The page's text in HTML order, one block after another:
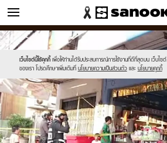
ข่าว
เว็บไซต์นี้ใช้คุกกี้ เพื่อให้ท่านได้รับประสบการณ์การใช้งานที่ดีที่สุดบน เว็บไซต์
ของเรา โปรดศึกษาเพิ่มเติมที่ นโยบายความเป็นส่วนตัว และ นโยบายคุกกี้
Sanook
//s.isanook.com/sr/0/images/logo-
new-
sanook.png
600
60
//s.isanook.com/ns/0/ud/361/1809878/44.jpg